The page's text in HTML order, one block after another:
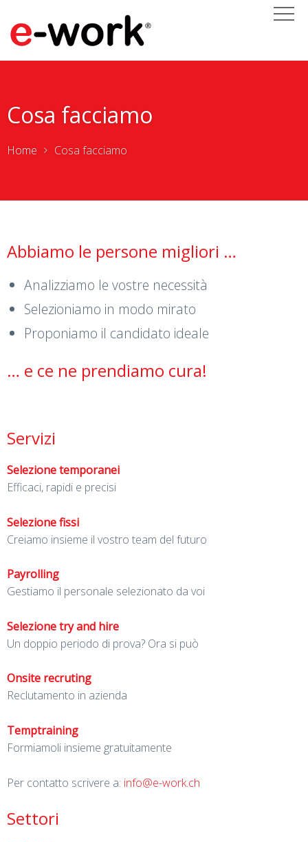
Cosa facciamo
Home Cosa facciamo
Abbiamo le persone migliori …
Analizziamo le vostre necessità
Selezioniamo in modo mirato
Proponiamo il candidato ideale
… e ce ne prendiamo cura!
Servizi
Selezione temporanei
Efficaci, rapidi e precisi
Selezione fissi
Creiamo insieme il vostro team del futuro
Payrolling
Gestiamo il personale selezionato da voi
Selezione try and hire
Un doppio periodo di prova? Ora si può
Onsite recruting
Reclutamento in azienda
Temptraining
Formiamoli insieme gratuitamente
Per contatto scrivere a: info@e-work.ch
Settori